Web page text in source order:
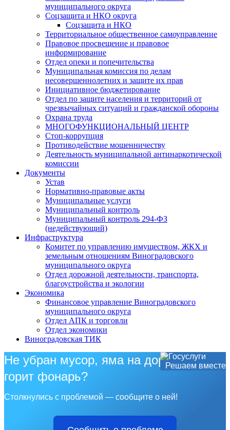
муниципального округа
Соцзащита и НКО округа
Соцзащита и НКО
Территориальное общественное самоуправление
Правовое просвещение и правовое
информирование
Отдел опеки и попечительства
Муниципальная комиссия по делам
несовершеннолетних и защите их прав
Инициативное бюджетирование
Отдел по защите населения и территорий от
чрезвычайных ситуаций и гражданской обороны
Охрана труда
МНОГОФУНКЦИОНАЛЬНЫЙ ЦЕНТР
Стоп-коррупция
Противодействие мошенничеству
Деятельность муниципальной антинаркотической
комиссии
Документы
Устав
Нормативно-правовые акты
Муниципальные услуги
Муниципальный контроль
Муниципальный контроль 294-ФЗ
(недействующий)
Инфраструктура
Комитет по управлению имуществом, ЖКХ и
земельным отношениям Виноградовского
муниципального округа
Отдел дорожной деятельности, транспорта,
благоустройства и экологии
Экономика
Финансовое управление Виноградовского
муниципального округа
Отдел АПК и торговли
Отдел экономики
Виноградовская ТИК
Решаем вместе
Не убран мусор, яма на дороге, не
горит фонарь?
Столкнулись с проблемой — сообщите о ней!